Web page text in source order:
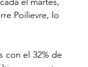
Poilievre, lo
con el 32% de